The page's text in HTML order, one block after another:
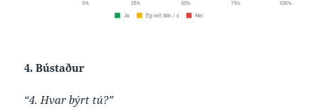
4. Bústaður
“4. Hvar býrt tú?”